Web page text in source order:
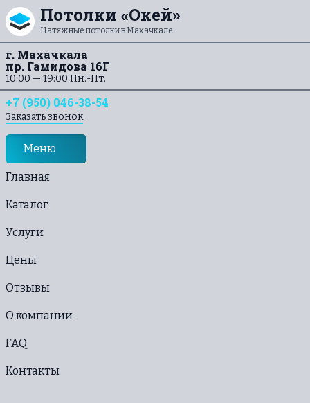
Перейти к содержанию
Потолки «Окей»
Натяжные потолки в Махачкале
г. Махачкала
пр. Гамидова 16Г
10:00 — 19:00 Пн.-Пт.
+7 (950) 046-38-54
Заказать звонок
Меню
Главная
Каталог
Услуги
Цены
Отзывы
О компании
FAQ
Контакты